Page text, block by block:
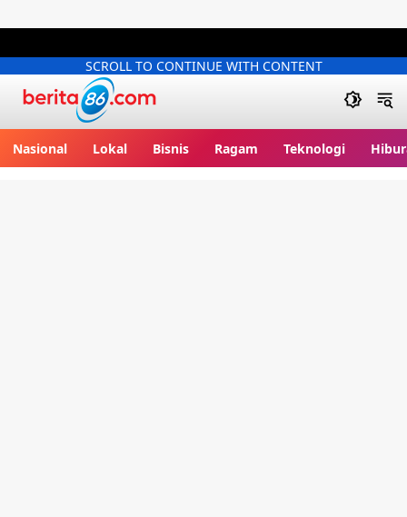
SCROLL TO CONTINUE WITH CONTENT
Nasional Lokal Bisnis Ragam Teknologi